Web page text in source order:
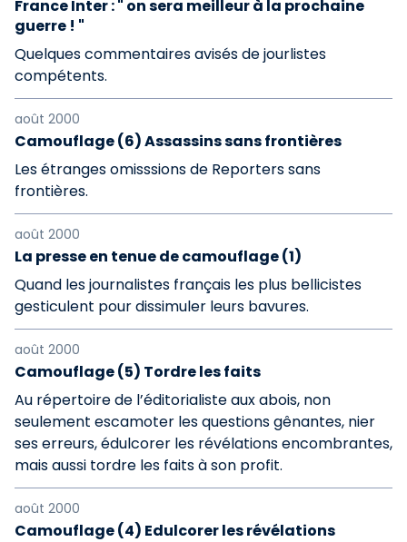
France Inter : " on sera meilleur à la prochaine
guerre ! "
Quelques commentaires avisés de jourlistes
compétents.
août 2000
Camouflage (6) Assassins sans frontières
Les étranges omisssions de Reporters sans
frontières.
août 2000
La presse en tenue de camouflage (1)
Quand les journalistes français les plus bellicistes
gesticulent pour dissimuler leurs bavures.
août 2000
Camouflage (5) Tordre les faits
Au répertoire de l’éditorialiste aux abois, non
seulement escamoter les questions gênantes, nier
ses erreurs, édulcorer les révélations encombrantes,
mais aussi tordre les faits à son profit.
août 2000
Camouflage (4) Edulcorer les révélations